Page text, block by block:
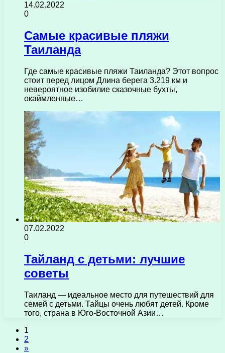
14.02.2022
0
Самые красивые пляжи
Таиланда
Где самые красивые пляжи Таиланда? Этот вопрос
стоит перед лицом Длина берега 3.219 км и
невероятное изобилие сказочные бухты,
окаймленные…
07.02.2022
0
Тайланд с детьми: лучшие
советы
Таиланд — идеальное место для путешествий для
семей с детьми. Тайцы очень любят детей. Кроме
того, страна в Юго-Восточной Азии…
1
2
»